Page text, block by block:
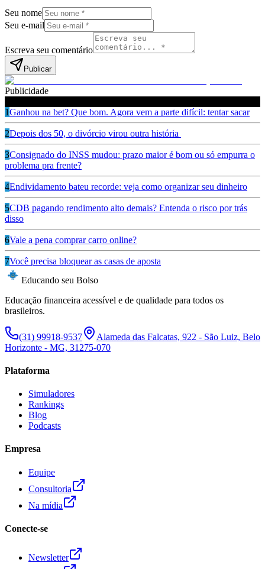
Seu nome
Seu e-mail
Escreva seu comentário
Publicar
Publicidade
1Ganhou na bet? Que bom. Agora vem a parte difícil: tentar sacar
2Depois dos 50, o divórcio virou outra história
3Consignado do INSS mudou: prazo maior é bom ou só empurra o
problema pra frente?
4Endividamento bateu recorde: veja como organizar seu dinheiro
5CDB pagando rendimento alto demais? Entenda o risco por trás
disso
6Vale a pena comprar carro online?
7Você precisa bloquear as casas de aposta
Educando seu Bolso
Educação financeira acessível e de qualidade para todos os
brasileiros.
(31) 99918-9537
Alameda das Falcatas, 922 - São Luiz, Belo
Horizonte - MG, 31275-070
Plataforma
Simuladores
Rankings
Blog
Podcasts
Empresa
Equipe
Consultoria
Na mídia
Conecte-se
Newsletter